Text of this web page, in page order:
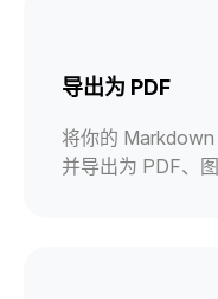
导出为 PDF
将你的 Markdown
并导出为 PDF、